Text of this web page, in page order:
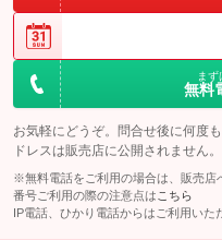
ま
無料
お気軽にどうぞ。問合せ後に何度
ドレスは販売店に公開されません。
※無料電話をご利用の場合は、販売店
番号ご利用の際の注意点は こちら
IP電話、ひかり電話からはご利用いた